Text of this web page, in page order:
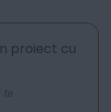
proiect cu
te